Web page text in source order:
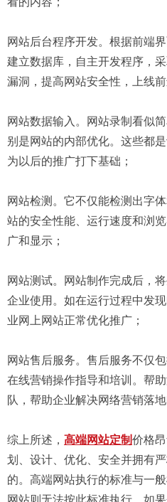
网站后台程序开发。根据前端
建立数据库，自主开发程序，
漏洞，提高网站安全性，上线前
网站数据输入。网站录制看似
别是网站的内部优化。这些都
为以后的推广打下基础；
网站检测。它不仅能检测出字
站的安全性能、运行速度和浏
广和显示；
网站测试。网站制作完成后，
企业使用。如在运行过程中发
业网上网站正常优化推广；
网站售后服务。售后服务不仅
在线营销操作指导和培训。帮
队，帮助企业解决网络营销落地
综上所述， 高端网站定制价格
划、设计、优化、安全并拥有
的。高端网站执行的标准与一
网站则无法按此标准执行。如